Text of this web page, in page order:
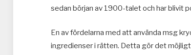
sedan början av 1900-talet och har blivit
En av fördelarna med att använda msg
ingredienser i rätten. Detta gör det